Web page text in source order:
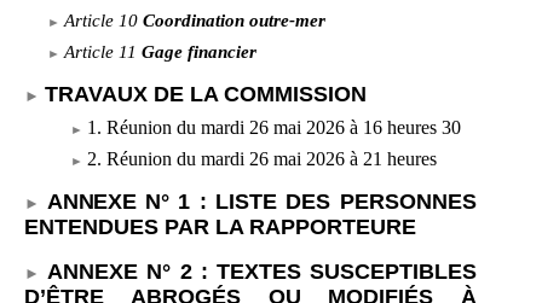
Article 10 Coordination outre-mer
Article 11 Gage financier
TRAVAUX DE LA COMMISSION
1. Réunion du mardi 26 mai 2026 à 16 heures 30
2. Réunion du mardi 26 mai 2026 à 21 heures
ANNEXE N° 1 : LISTE DES PERSONNES
ENTENDUES PAR LA RAPPORTEURE
ANNEXE N° 2 : TEXTES SUSCEPTIBLES
D’ÊTRE ABROGÉS OU MODIFIÉS À